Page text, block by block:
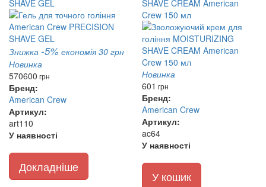
SHAVE GEL
Знижка -5% економія 30 грн
Новинка
570600 грн
Бренд:
American Crew
Артикул:
art110
У наявності
Докладніше
SHAVE CREAM American
Crew 150 мл
Новинка
601 грн
Бренд:
American Crew
Артикул:
ac64
У наявності
У кошик